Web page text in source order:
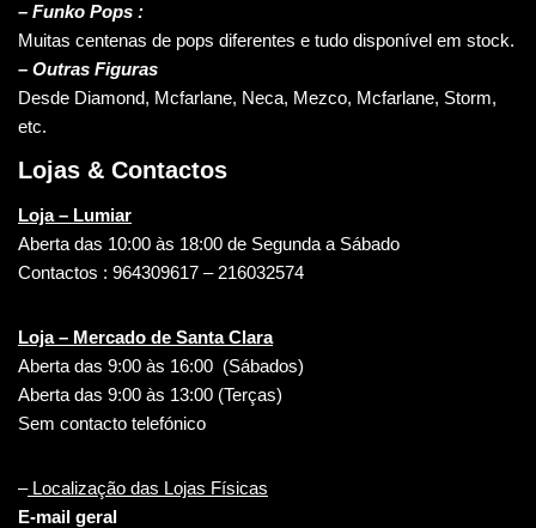
– Funko Pops :
Muitas centenas de pops diferentes e tudo disponível em stock.
– Outras Figuras
Desde Diamond, Mcfarlane, Neca, Mezco, Mcfarlane, Storm,
etc.
Lojas & Contactos
Loja – Lumiar
Aberta das 10:00 às 18:00 de Segunda a Sábado
Contactos : 964309617 – 216032574
Loja – Mercado de Santa Clara
Aberta das 9:00 às 16:00 (Sábados)
Aberta das 9:00 às 13:00 (Terças)
Sem contacto telefónico
–Localização das Lojas Físicas
E-mail geral